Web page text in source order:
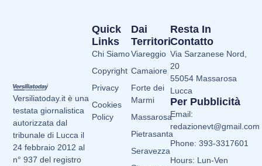
Versiliatoday.it è una
testata giornalistica
autorizzata dal
tribunale di Lucca il
24 febbraio 2012 al
n° 937 del registro
Dai
Territori
Viareggio
Camaiore
Forte dei
Marmi
Massarosa
Pietrasanta
Seravezza
Quick
Links
Chi Siamo
Copyright
Privacy
Cookies
Policy
Resta In
Contatto
Via Sarzanese Nord,
20
55054 Massarosa
Lucca
Per Pubblicità
Email:
redazionevt@gmail.com
Phone: 393-3317601
Hours: Lun-Ven